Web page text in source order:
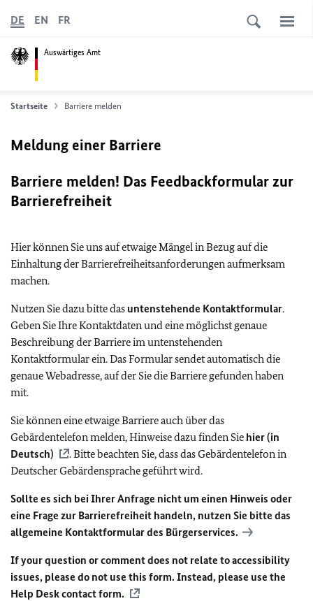
Auswärtiges Amt
DE EN FR
Startseite Barriere melden
Meldung einer Barriere
Barriere melden! Das Feedbackformular zur
Barrierefreiheit
Hier können Sie uns auf etwaige Mängel in Bezug auf die
Einhaltung der Barrierefreiheitsanforderungen aufmerksam
machen.
Nutzen Sie dazu bitte das untenstehende Kontaktformular.
Geben Sie Ihre Kontaktdaten und eine möglichst genaue
Beschreibung der Barriere im untenstehenden
Kontaktformular ein. Das Formular sendet automatisch die
genaue Webadresse, auf der Sie die Barriere gefunden haben
mit.
Sie können eine etwaige Barriere auch über das
Gebärdentelefon melden, Hinweise dazu finden Sie hier (in
Deutsch)
. Bitte beachten Sie, dass das Gebärdentelefon in
Deutscher Gebärdensprache geführt wird.
Sollte es sich bei Ihrer Anfrage nicht um einen Hinweis oder
eine Frage zur Barrierefreiheit handeln, nutzen Sie bitte das
allgemeine Kontaktformular des Bürgerservices.
If your question or comment does not relate to accessibility
issues, please do not use this form. Instead, please use the
Help Desk contact form.